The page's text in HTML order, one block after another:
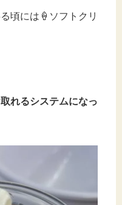
頃には🍦ソフトクリ
れるシステムになっ